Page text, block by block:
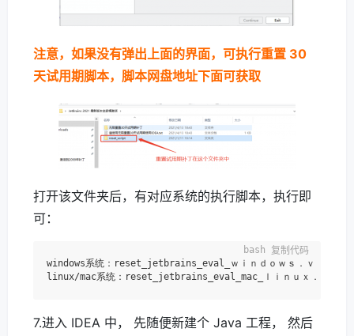
注意，如果没有弹出上面的界面，可执行重置 30
天试用期脚本，脚本网盘地址下面可获取
打开该文件夹后，有对应系统的执行脚本，执行即
可：
windows系统：reset_jetbrains_eval_ｗｉｎｄｏｗｓ．ｖｂｓ
复制代码
7.进入 IDEA 中， 先随便新建个 Java 工程， 然后